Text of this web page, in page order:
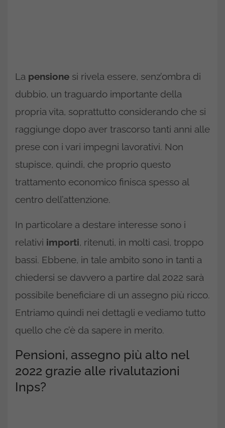
La pensione si rivela essere, senz’ombra di
dubbio, un traguardo importante della
propria vita, soprattutto considerando che si
raggiunge dopo aver trascorso tanti anni alle
prese con i vari impegni lavorativi. Non
stupisce, quindi, che proprio questo
trattamento economico finisca spesso al
centro dell’attenzione.
In particolare a destare interesse sono i
relativi importi, ritenuti, in molti casi, troppo
bassi. Ebbene, in tale ambito sono in tanti a
chiedersi se davvero a partire dal 2022 sarà
possibile beneficiare di un assegno più ricco.
Entriamo quindi nei dettagli e vediamo tutto
quello che c’è da sapere in merito.
Pensioni, assegno più alto nel
2022 grazie alle rivalutazioni
Inps?